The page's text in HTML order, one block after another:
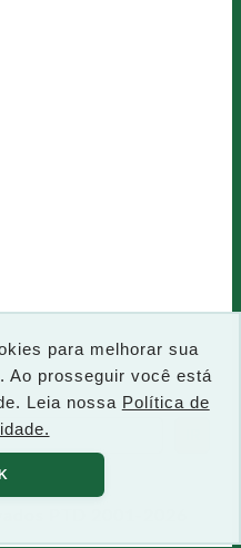
para melhorar sua
Ao prosseguir você está
Leia nossa Política de